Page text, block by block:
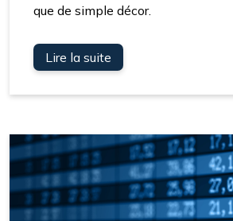
que de simple décor.
Lire la suite